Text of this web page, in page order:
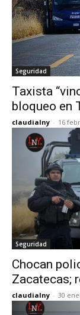
Seguridad
Taxista
bloqueo en
claudialny - 16
Seguridad
Chocan
Zacatecas;
claudialny - 30